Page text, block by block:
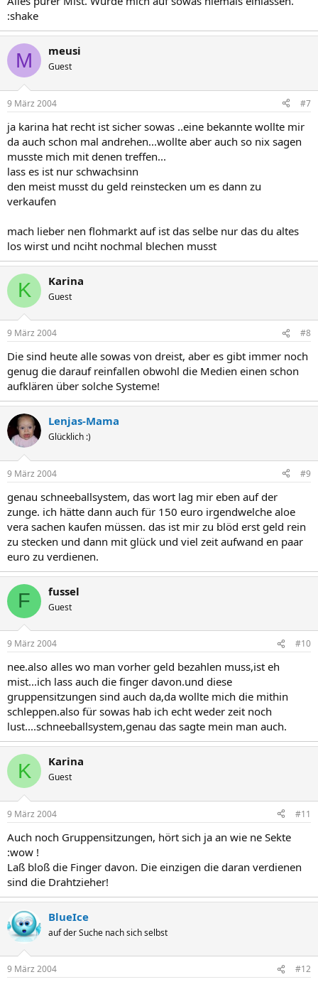
:shake
M meusi
Guest
9 März 2004 #7
ja karina hat recht ist sicher sowas ..eine bekannte wollte mir
da auch schon mal andrehen...wollte aber auch so nix sagen
musste mich mit denen treffen...
lass es ist nur schwachsinn
den meist musst du geld reinstecken um es dann zu
verkaufen
mach lieber nen flohmarkt auf ist das selbe nur das du altes
los wirst und nciht nochmal blechen musst
K Karina
Guest
9 März 2004 #8
Die sind heute alle sowas von dreist, aber es gibt immer noch
genug die darauf reinfallen obwohl die Medien einen schon
aufklären über solche Systeme!
Lenjas-Mama
Glücklich :)
9 März 2004 #9
genau schneeballsystem, das wort lag mir eben auf der
zunge. ich hätte dann auch für 150 euro irgendwelche aloe
vera sachen kaufen müssen. das ist mir zu blöd erst geld rein
zu stecken und dann mit glück und viel zeit aufwand en paar
euro zu verdienen.
F fussel
Guest
9 März 2004 #10
nee.also alles wo man vorher geld bezahlen muss,ist eh
mist...ich lass auch die finger davon.und diese
gruppensitzungen sind auch da,da wollte mich die mithin
schleppen.also für sowas hab ich echt weder zeit noch
lust....schneeballsystem,genau das sagte mein man auch.
K Karina
Guest
9 März 2004 #11
Auch noch Gruppensitzungen, hört sich ja an wie ne Sekte
:wow !
Laß bloß die Finger davon. Die einzigen die daran verdienen
sind die Drahtzieher!
BlueIce
auf der Suche nach sich selbst
9 März 2004 #12